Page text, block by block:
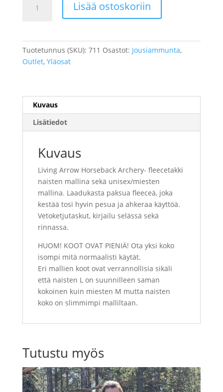
Arrow
Lisää ostoskoriin
Tuotetunnus (SKU): 711 Osastot: Jousiammunta,
Outlet, Yläosat
Kuvaus
Lisätiedot
Kuvaus
Living Arrow Horseback Archery- fleecetakki
naisten mallina sekä unisex/miesten
mallina. Laadukasta paksua fleeceä, joka
kestää tosi hyvin pesua ja ahkeraa käyttöä.
Vetoketjutaskut, kirjailu selässä sekä
rinnassa.
HUOM! KOOT OVAT PIENIÄ! Ota yksi koko
isompi mitä normaalisti käytät.
Eri mallien koot ovat verrannollisia sikäli
että naisten L on suunnilleen saman
kokoinen kuin miesten M mutta naisten
koko on slimmimpi malliltaan.
Tutustu myös